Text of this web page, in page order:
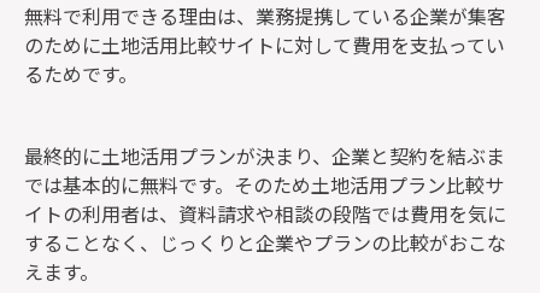
無料で利用できる理由は、業務提携している企業が集客
のために土地活用比較サイトに対して費用を支払ってい
るためです。
最終的に土地活用プランが決まり、企業と契約を結ぶま
では基本的に無料です。そのため土地活用プラン比較サ
イトの利用者は、資料請求や相談の段階では費用を気に
することなく、じっくりと企業やプランの比較がおこな
えます。